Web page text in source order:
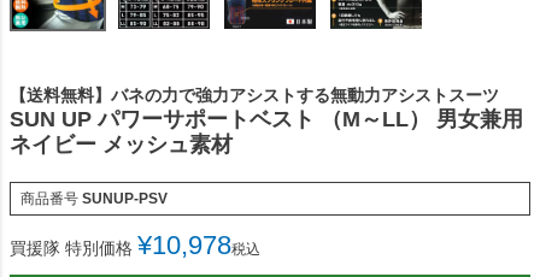
【送料無料】バネの力で強力アシストする無動力アシストスーツ
SUN UP パワーサポートベスト （M～LL） 男女兼用
ネイビー メッシュ素材
商品番号 SUNUP-PSV
買援隊 特別価格 ¥10,978税込